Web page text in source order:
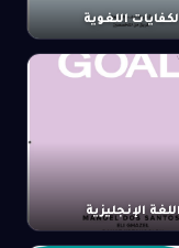
اللغوية
اللغة الإنجليزية